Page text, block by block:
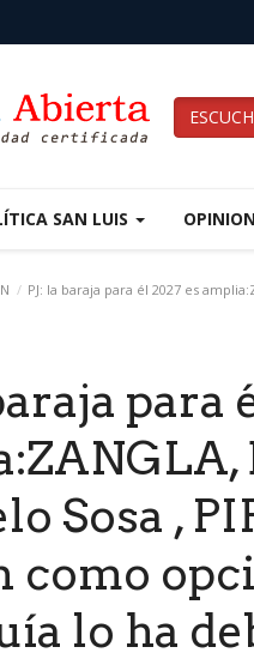
SAN LUIS OPINION
PJ: la baraja para él 2027 es
para
Sosa ,
como
lo ha